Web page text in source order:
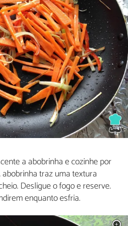
a abobrinha e cozinhe por
traz uma textura
Desligue o fogo e reserve.
enquanto esfria.